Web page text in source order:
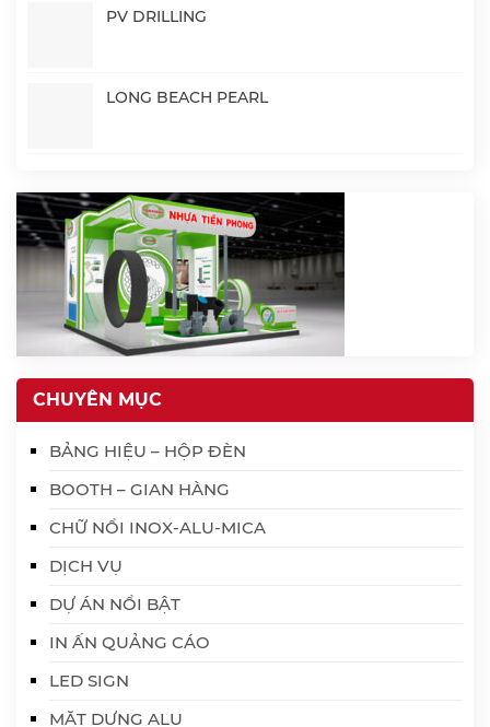
PV DRILLING
LONG BEACH PEARL
CHUYÊN MỤC
BẢNG HIỆU – HỘP ĐÈN
BOOTH – GIAN HÀNG
CHỮ NỔI INOX-ALU-MICA
DỊCH VỤ
DỰ ÁN NỔI BẬT
IN ẤN QUẢNG CÁO
LED SIGN
MẶT DỰNG ALU